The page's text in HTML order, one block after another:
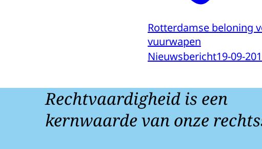
Rotterdamse beloning
vuurwapen
Nieuwsbericht19-09-
Rechtvaardigheid is een
kernwaarde van onze